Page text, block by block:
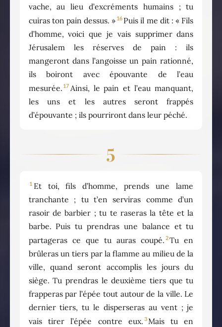
vache, au lieu d’excréments humains ; tu
cuiras ton pain dessus. » 16 Puis il me dit : « Fils
d’homme, voici que je vais supprimer dans
Jérusalem les réserves de pain : ils
mangeront dans l’angoisse un pain rationné,
ils boiront avec épouvante de l’eau
mesurée. 17 Ainsi, le pain et l’eau manquant,
les uns et les autres seront frappés
d’épouvante ; ils pourriront dans leur péché.
5
1 Et toi, fils d’homme, prends une lame
tranchante ; tu t’en serviras comme d’un
rasoir de barbier ; tu te raseras la tête et la
barbe. Puis tu prendras une balance et tu
partageras ce que tu auras coupé. 2Tu en
brûleras un tiers par la flamme au milieu de la
ville, quand seront accomplis les jours du
siège. Tu prendras le deuxième tiers que tu
frapperas par l’épée tout autour de la ville. Le
dernier tiers, tu le disperseras au vent ; je
vais tirer l’épée contre eux. 3Mais tu en